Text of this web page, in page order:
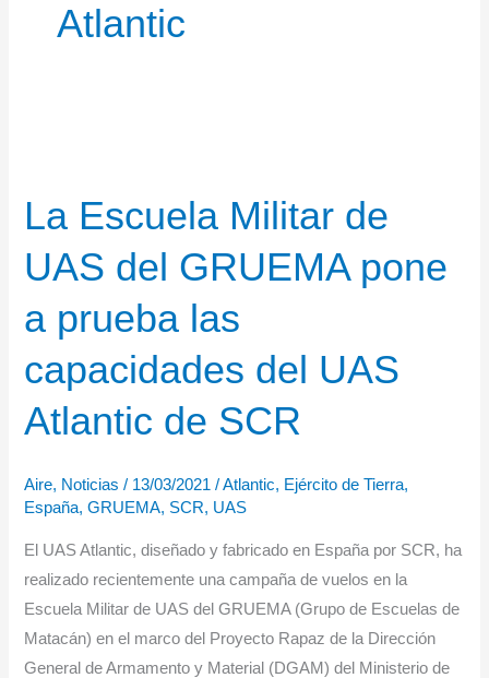
Atlantic
La Escuela Militar de
UAS del GRUEMA pone
a prueba las
capacidades del UAS
Atlantic de SCR
Aire, Noticias / 13/03/2021/Atlantic, Ejército de Tierra,
España,GRUEMA, SCR, UAS
El UAS Atlantic, diseñado y fabricado en España por SCR, ha
realizado recientemente una campaña de vuelos en la
Escuela Militar de UAS del GRUEMA (Grupo de Escuelas de
Matacán) en el marco del Proyecto Rapaz de la Dirección
General de Armamento y Material (DGAM) del Ministerio de